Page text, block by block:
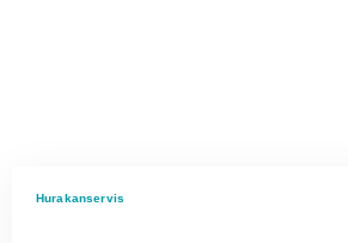
Hurakanservis